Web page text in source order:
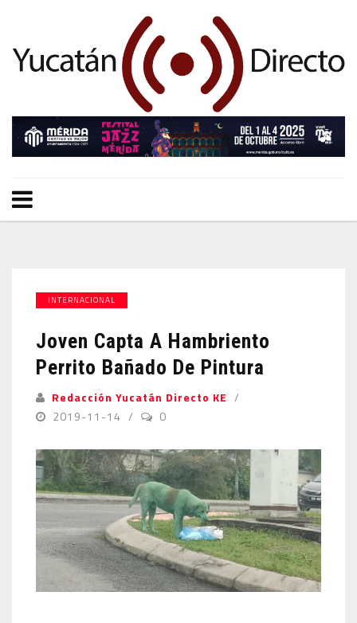
INTERNACIONAL
Joven Capta A Hambriento
Perrito Bañado De Pintura
Redacción Yucatán Directo KE
2019-11-14
0